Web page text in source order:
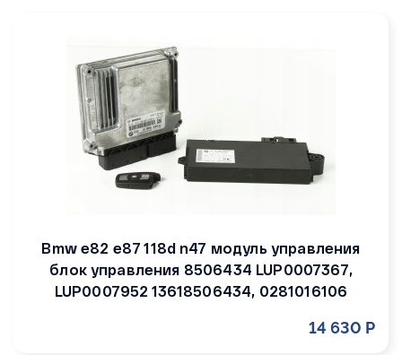
Bmw e82 e87 118d n47 модуль управления
блок управления 8506434 LUP0007367,
LUP0007952 13618506434, 0281016106
14 630 Р